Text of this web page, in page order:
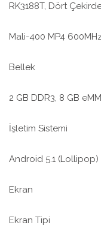
RK3188T, Dört
Mali-400 MP4
Bellek
2 GB DDR3, 8 GB
İşletim Sistemi
Android 5.1
Ekran
Ekran Tipi